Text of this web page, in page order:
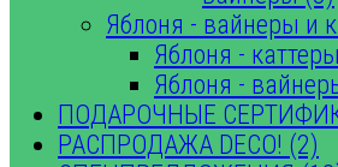
Яблоня - вайнеры и
Яблоня -
Яблоня -
ПОДАРОЧНЫЕ
РАСПРОДАЖА DECO! (2)